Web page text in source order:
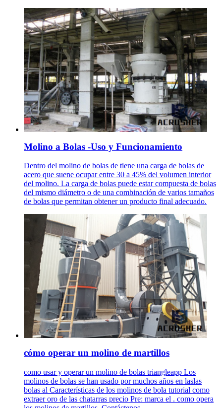
Molino a Bolas -Uso y Funcionamiento
Dentro del molino de bolas de tiene una carga de bolas de
acero que suene ocupar entre 30 a 45% del volumen interior
del molino. La carga de bolas puede estar compuesta de bolas
del mismo diámetro o de una combinación de varios tamaños
de bolas que permitan obtener un producto final adecuado.
cómo operar un molino de martillos
como usar y operar un molino de bolas triangleapp Los
molinos de bolas se han usado por muchos años en laslas
bolas al Características de los molinos de bola tutorial como
extraer oro de las chatarras precio Pre: marca el . como opera